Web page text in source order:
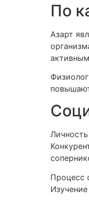
По
Азарт
Процесс